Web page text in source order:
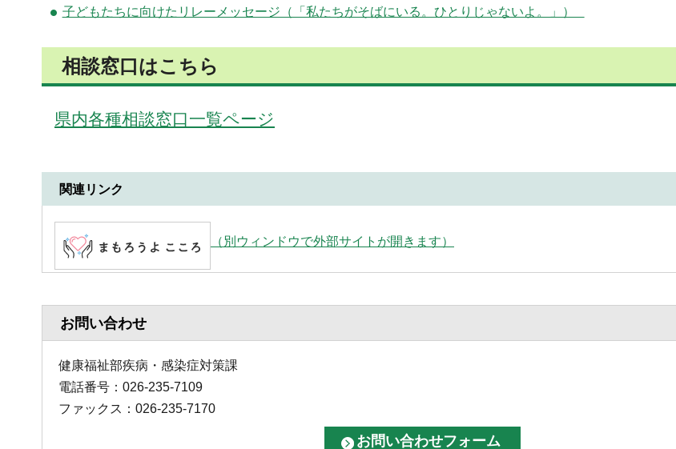
子どもたちに向けたリレーメッセージ（「私たちがそばにいる。ひとりじゃないよ。」）
相談窓口はこちら
県内各種相談窓口一覧ページ
関連リンク
（別ウィンドウで外部サイトが開きます）
お問い合わせ
健康福祉部疾病・感染症対策課
電話番号：026-235-7109
ファックス：026-235-7170